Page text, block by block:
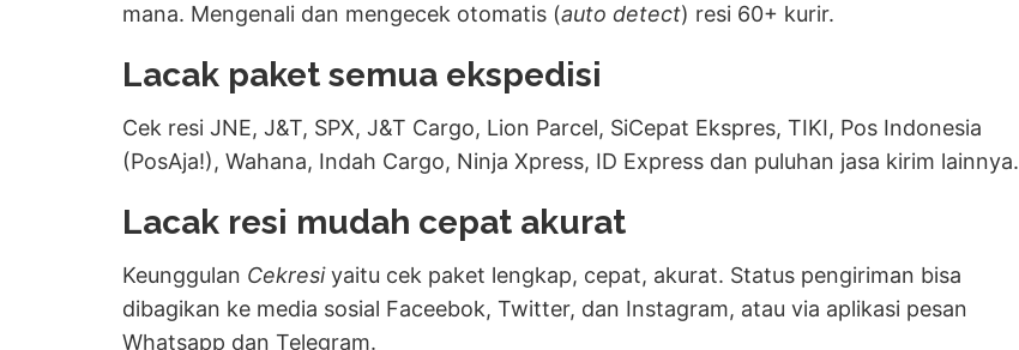
mana. Mengenali dan mengecek otomatis (auto detect) resi 60+ kurir.
Lacak paket semua ekspedisi
Cek resi JNE, J&T, SPX, J&T Cargo, Lion Parcel, SiCepat Ekspres, TIKI, Pos Indonesia
(PosAja!), Wahana, Indah Cargo, Ninja Xpress, ID Express dan puluhan jasa kirim lainnya.
Lacak resi mudah cepat akurat
Keunggulan Cekresiyaitu cek paket lengkap, cepat, akurat. Status pengiriman bisa
dibagikan ke media sosial Faceebok, Twitter, dan Instagram, atau via aplikasi pesan
Whatsapp dan Telegram.